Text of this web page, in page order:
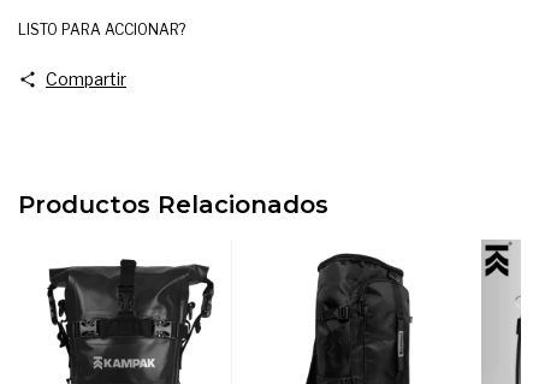
LISTO PARA ACCIONAR?
Compartir
Productos Relacionados